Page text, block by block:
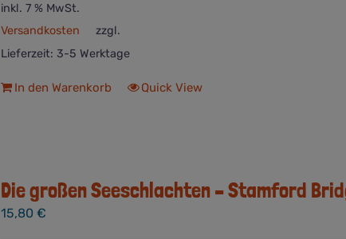
inkl. 7 % MwSt.
zzgl.
Versandkosten
Lieferzeit: 3-5 Werktage
In den Warenkorb Quick View
Die großen Seeschlachten – Stamford
15,80 €